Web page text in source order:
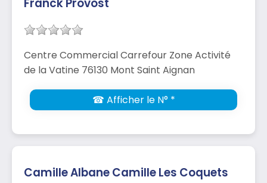
Centre Commercial Carrefour Zone Activité
de la Vatine 76130 Mont Saint Aignan
☎ Afficher le N° *
Camille Albane Camille Les Coquets